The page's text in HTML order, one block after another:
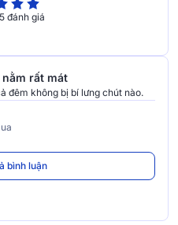
đánh giá
nằm rất mát
đêm không bị bí lưng chút nào.
bình luận